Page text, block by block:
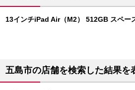
13インチiPad Air（M2） 512GB スペー
五島市の店舗を検索した結果を